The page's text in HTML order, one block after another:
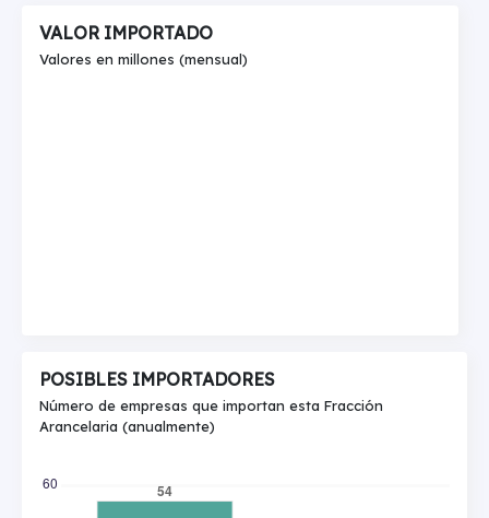
VALOR IMPORTADO
Valores en millones (mensual)
POSIBLES IMPORTADORES
Número de empresas que importan esta Fracción
Arancelaria (anualmente)